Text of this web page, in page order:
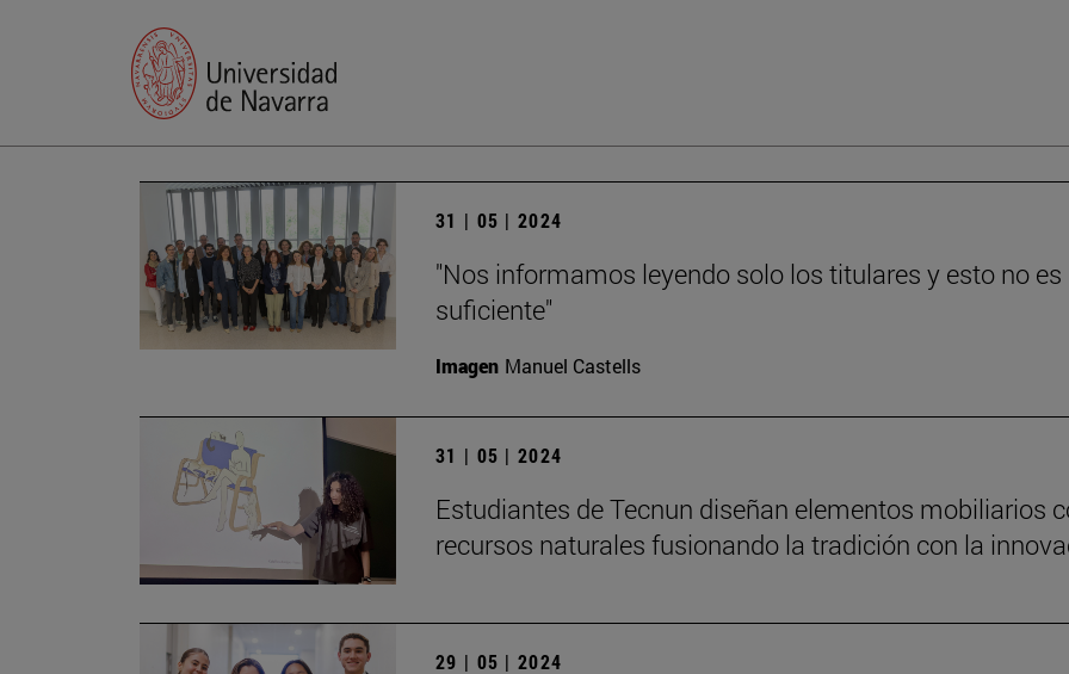
31 | 05 | 2024
"Nos informamos leyendo solo los titulares y esto no es
suficiente"
Imagen Manuel Castells
31 | 05 | 2024
Estudiantes de Tecnun diseñan elementos mobiliarios
recursos naturales fusionando la tradición con la
29 | 05 | 2024